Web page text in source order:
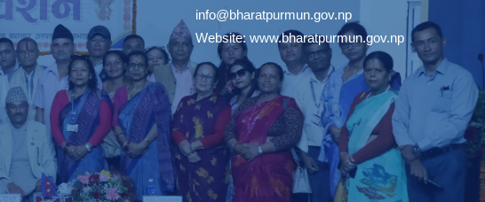
info@bharatpurmun.gov.np
Website: www.bharatpurmun.gov.np